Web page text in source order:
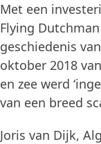
Met een
Flying
geschiedenis
oktober 2018
en zee werd
van een breed
Joris van Dijk,